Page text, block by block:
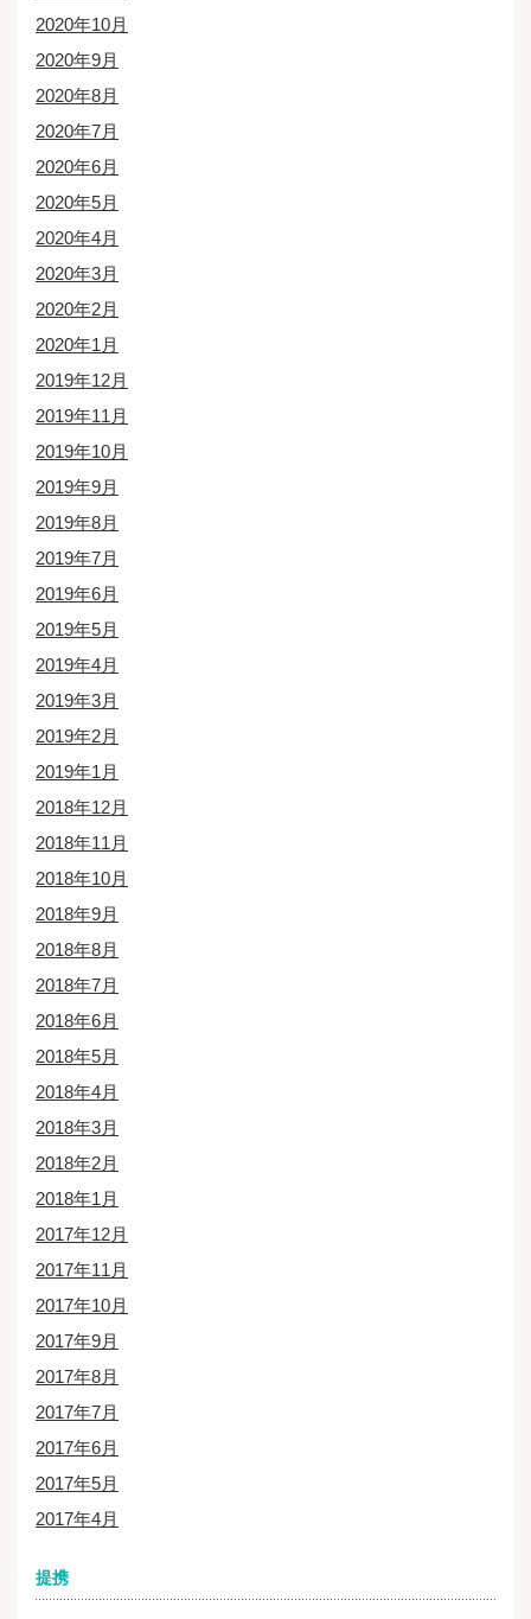
2020年10月
2020年9月
2020年8月
2020年7月
2020年6月
2020年5月
2020年4月
2020年3月
2020年2月
2020年1月
2019年12月
2019年11月
2019年10月
2019年9月
2019年8月
2019年7月
2019年6月
2019年5月
2019年4月
2019年3月
2019年2月
2019年1月
2018年12月
2018年11月
2018年10月
2018年9月
2018年8月
2018年7月
2018年6月
2018年5月
2018年4月
2018年3月
2018年2月
2018年1月
2017年12月
2017年11月
2017年10月
2017年9月
2017年8月
2017年7月
2017年6月
2017年5月
2017年4月
提携